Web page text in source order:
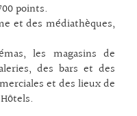
points.
et des médiathèques,
les magasins de
des bars et des
et des lieux de